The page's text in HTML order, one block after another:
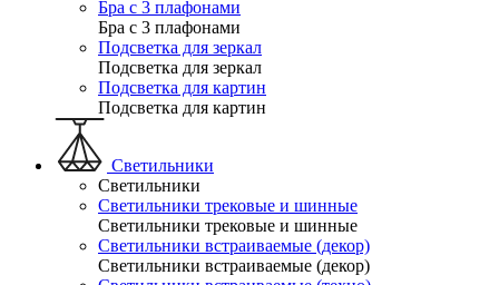
Бра с 3 плафонами
Бра с 3 плафонами
Подсветка для зеркал
Подсветка для зеркал
Подсветка для картин
Подсветка для картин
Светильники
Светильники
Светильники трековые и шинные
Светильники трековые и шинные
Светильники встраиваемые (декор)
Светильники встраиваемые (декор)